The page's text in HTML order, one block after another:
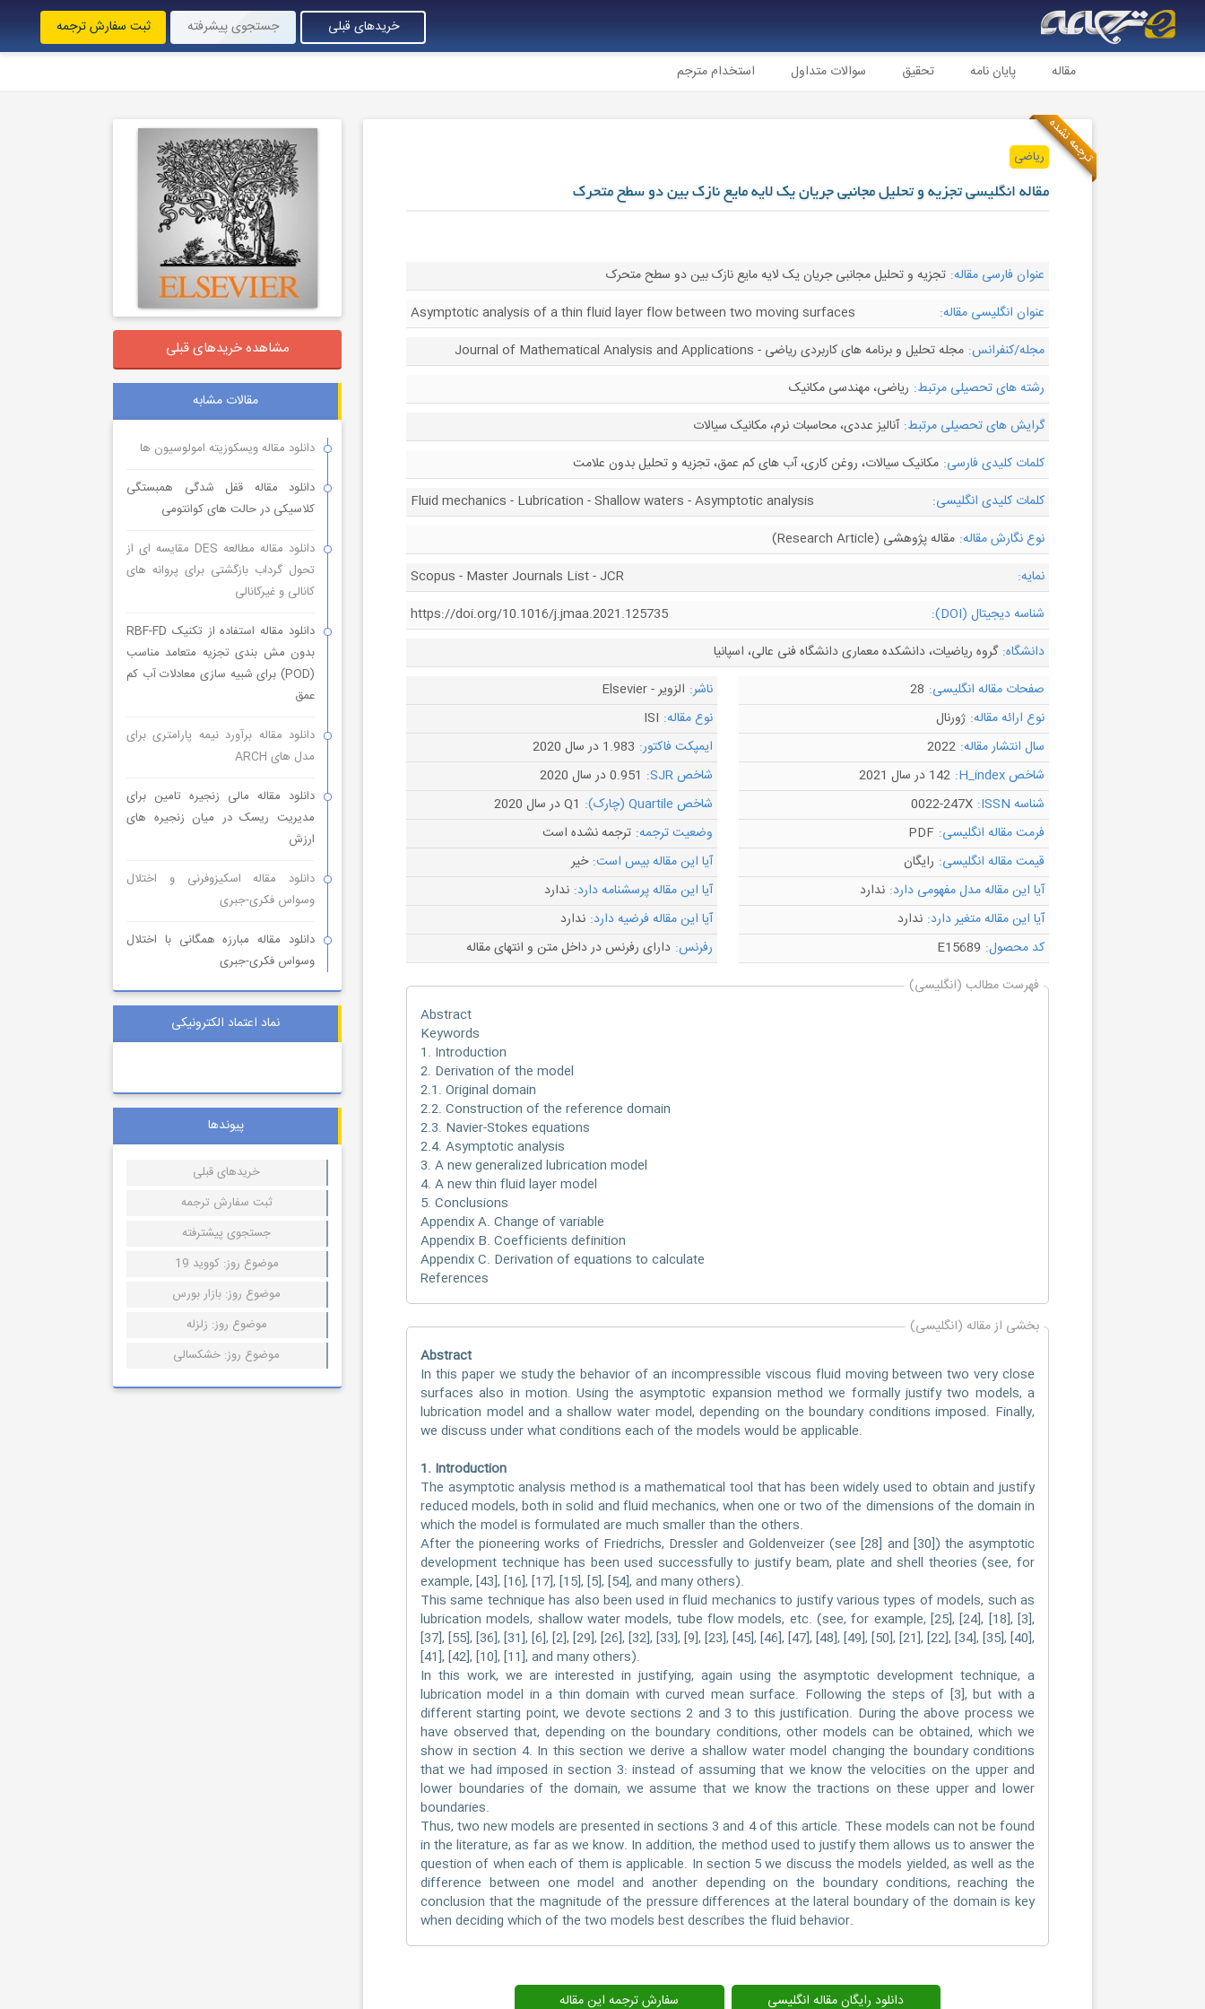
خریدهای قبلی جستجوی پیشرفته ثبت سفارش ترجمه
مقاله پایان نامه تحقیق سوالات متداول استخدام مترجم
ترجمه نشدهریاضی
مقاله انگلیسی تجزیه و تحلیل مجانبی جریان یک لایه مایع نازک بین دو سطح متحرک
عنوان فارسی مقاله: تجزیه و تحلیل مجانبی جریان یک لایه مایع نازک بین دو سطح متحرک
عنوان انگلیسی مقاله:
Asymptotic analysis of a thin fluid layer flow between two moving surfaces
مجله/کنفرانس: مجله تحلیل و برنامه های کاربردی ریاضی - Journal of Mathematical Analysis and Applications
رشته های تحصیلی مرتبط: ریاضی، مهندسی مکانیک
گرایش های تحصیلی مرتبط: آنالیز عددی، محاسبات نرم، مکانیک سیالات
کلمات کلیدی فارسی: مکانیک سیالات، روغن کاری، آب های کم عمق، تجزیه و تحلیل بدون علامت
کلمات کلیدی انگلیسی:
Fluid mechanics - Lubrication - Shallow waters - Asymptotic analysis
نوع نگارش مقاله: مقاله پژوهشی (Research Article)
نمایه:
Scopus - Master Journals List - JCR
شناسه دیجیتال (DOI):
https://doi.org/10.1016/j.jmaa.2021.125735
دانشگاه: گروه ریاضیات، دانشکده معماری دانشگاه فنی عالی، اسپانیا
صفحات مقاله انگلیسی: 28 ناشر: الزویر - Elsevier
نوع ارائه مقاله: ژورنال نوع مقاله: ISI
سال انتشار مقاله: 2022 ایمپکت فاکتور: 1.983 در سال 2020
شاخص H_index:
142 در سال 2021 شاخص SJR:
0.951 در سال 2020
شناسه ISSN:
0022-247X شاخص Quartile (چارک):
Q1 در سال 2020
فرمت مقاله انگلیسی: PDF وضعیت ترجمه: ترجمه نشده است
قیمت مقاله انگلیسی: رایگان آیا این مقاله بیس است: خیر
آیا این مقاله مدل مفهومی دارد: ندارد آیا این مقاله پرسشنامه دارد: ندارد
آیا این مقاله متغیر دارد: ندارد آیا این مقاله فرضیه دارد: ندارد
کد محصول: E15689 رفرنس: دارای رفرنس در داخل متن و انتهای مقاله
فهرست مطالب (انگلیسی)
Abstract
Keywords
1. Introduction
2. Derivation of the model
2.1. Original domain
2.2. Construction of the reference domain
2.3. Navier-Stokes equations
2.4. Asymptotic analysis
3. A new generalized lubrication model
4. A new thin fluid layer model
5. Conclusions
Appendix A. Change of variable
Appendix B. Coefficients definition
Appendix C. Derivation of equations to calculate
References
بخشی از مقاله (انگلیسی)
Abstract
In this paper we study the behavior of an incompressible viscous fluid moving between two very close
surfaces also in motion. Using the asymptotic expansion method we formally justify two models, a
lubrication model and a shallow water model, depending on the boundary conditions imposed. Finally,
we discuss under what conditions each of the models would be applicable.
1. Introduction
The asymptotic analysis method is a mathematical tool that has been widely used to obtain and justify
reduced models, both in solid and fluid mechanics, when one or two of the dimensions of the domain in
which the model is formulated are much smaller than the others.
After the pioneering works of Friedrichs, Dressler and Goldenveizer (see [28] and [30]) the asymptotic
development technique has been used successfully to justify beam, plate and shell theories (see, for
example, [43], [16], [17], [15], [5], [54], and many others).
This same technique has also been used in fluid mechanics to justify various types of models, such as
lubrication models, shallow water models, tube flow models, etc. (see, for example, [25], [24], [18], [3],
[37], [55], [36], [31], [6], [2], [29], [26], [32], [33], [9], [23], [45], [46], [47], [48], [49], [50], [21], [22], [34], [35], [40],
[41], [42], [10], [11], and many others).
In this work, we are interested in justifying, again using the asymptotic development technique, a
lubrication model in a thin domain with curved mean surface. Following the steps of [3], but with a
different starting point, we devote sections 2 and 3 to this justification. During the above process we
have observed that, depending on the boundary conditions, other models can be obtained, which we
show in section 4. In this section we derive a shallow water model changing the boundary conditions
that we had imposed in section 3: instead of assuming that we know the velocities on the upper and
lower boundaries of the domain, we assume that we know the tractions on these upper and lower
boundaries.
Thus, two new models are presented in sections 3 and 4 of this article. These models can not be found
in the literature, as far as we know. In addition, the method used to justify them allows us to answer the
question of when each of them is applicable. In section 5 we discuss the models yielded, as well as the
difference between one model and another depending on the boundary conditions, reaching the
conclusion that the magnitude of the pressure differences at the lateral boundary of the domain is key
when deciding which of the two models best describes the fluid behavior.
دانلود رایگان مقاله انگلیسی سفارش ترجمه این مقاله
مشاهده خریدهای قبلی
مقالات مشابه
دانلود مقاله ویسکوزیته امولوسیون ها
دانلود مقاله قفل شدگی همبستگی
کلاسیکی در حالت های کوانتومی
دانلود مقاله مطالعه DES مقایسه ای از
تحول گرداب بازگشتی برای پروانه های
کانالی و غیرکانالی
دانلود مقاله استفاده از تکنیک RBF-FD
بدون مش بندی تجزیه متعامد مناسب
(POD) برای شبیه سازی معادلات آب کم
عمق
دانلود مقاله برآورد نیمه پارامتری برای
مدل های ARCH
دانلود مقاله مالی زنجیره تامین برای
مدیریت ریسک در میان زنجیره های
ارزش
دانلود مقاله اسکیزوفرنی و اختلال
وسواس فکری-جبری
دانلود مقاله مبارزه همگانی با اختلال
وسواس فکری-جبری
نماد اعتماد الکترونیکی
پیوندها
خریدهای قبلی
ثبت سفارش ترجمه
جستجوی پیشترفته
موضوع روز: کووید 19
موضوع روز: بازار بورس
موضوع روز: زلزله
موضوع روز: خشکسالی